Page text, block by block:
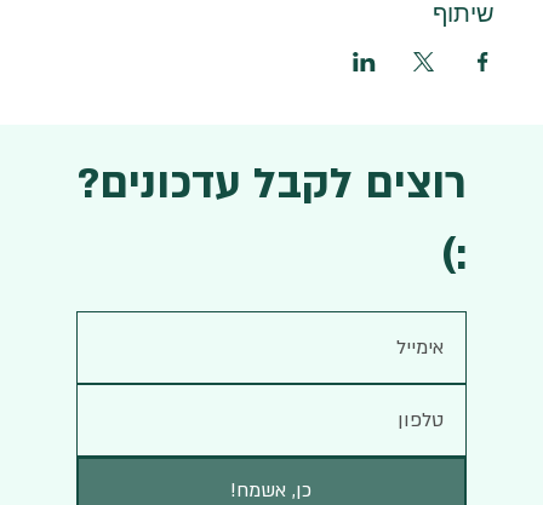
שיתוף
רוצים לקבל עדכונים?
:)
!כן, אשמח